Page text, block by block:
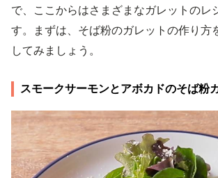
で、ここからはさまざまなガレットのレ
す。まずは、そば粉のガレットの作り方
してみましょう。
スモークサーモンとアボカドのそば粉